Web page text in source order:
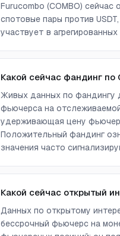
Furucombo (COMBO)
спотовые пары против
участвует в
Какой сейчас фандинг по
Живых данных по фандингу
фьючерса на
удерживающая цену
Положительный фандинг
значения часто
Какой сейчас открытый
Данных по открытому
бессрочный фьючерс на